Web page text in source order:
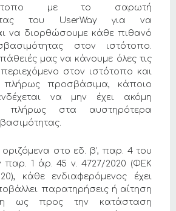
με το σαρωτή
του UserWay για να
να διορθώσουμε κάθε πιθανό
στον ιστότοπο.
μας να κάνουμε όλες τις
στον ιστότοπο και
πλήρως προσβάσιμα, κάποιο
να μην έχει ακόμη
πλήρως στα αυστηρότερα
στο εδ. β’, παρ. 4 του
παρ. 1 άρ. 45 ν. 4727/2020 (ΦΕΚ
κάθε ενδιαφερόμενος έχει
παρατηρήσεις ή αίτηση
ως προς την κατάσταση